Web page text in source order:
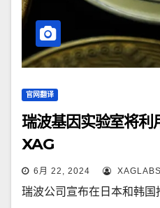
官网翻译
瑞波基因实验室将利
XAG
6月 22, 2024 XAGLABS
瑞波公司宣布在日本和韩